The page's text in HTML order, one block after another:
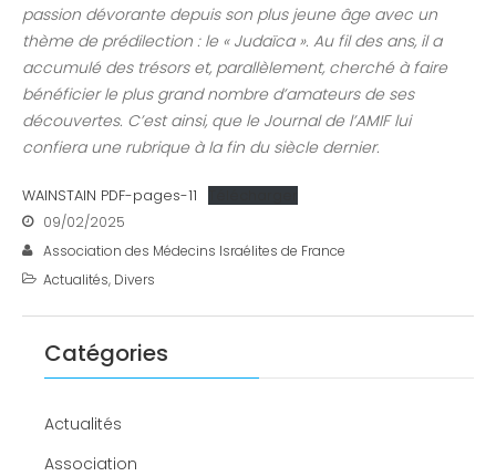
passion dévorante depuis son plus jeune âge avec un
thème de prédilection : le « Judaïca ». Au fil des ans, il a
accumulé des trésors et, parallèlement, cherché à faire
bénéficier le plus grand nombre d’amateurs de ses
découvertes. C’est ainsi, que le Journal de l’AMIF lui
confiera une rubrique à la fin du siècle dernier.
WAINSTAIN PDF-pages-11
09/02/2025
Association des Médecins Israélites de France
Actualités, Divers
Catégories
Actualités
Association